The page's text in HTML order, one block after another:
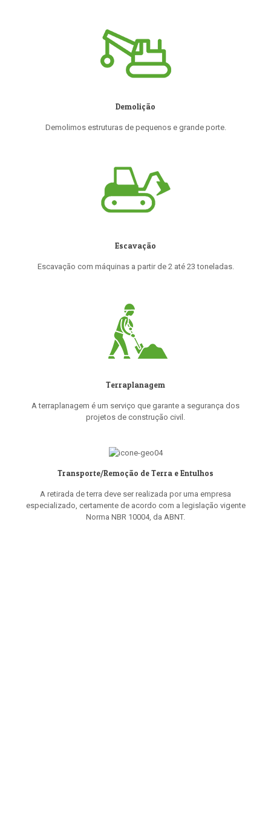
Demolição
Demolimos estruturas de pequenos e grande porte.
Escavação
Escavação com máquinas a partir de 2 até 23 toneladas.
Terraplanagem
A terraplanagem é um serviço que garante a segurança dos
projetos de construção civil.
Transporte/Remoção de Terra e Entulhos
A retirada de terra deve ser realizada por uma empresa
especializado, certamente de acordo com a legislação vigente
Norma NBR 10004, da ABNT.